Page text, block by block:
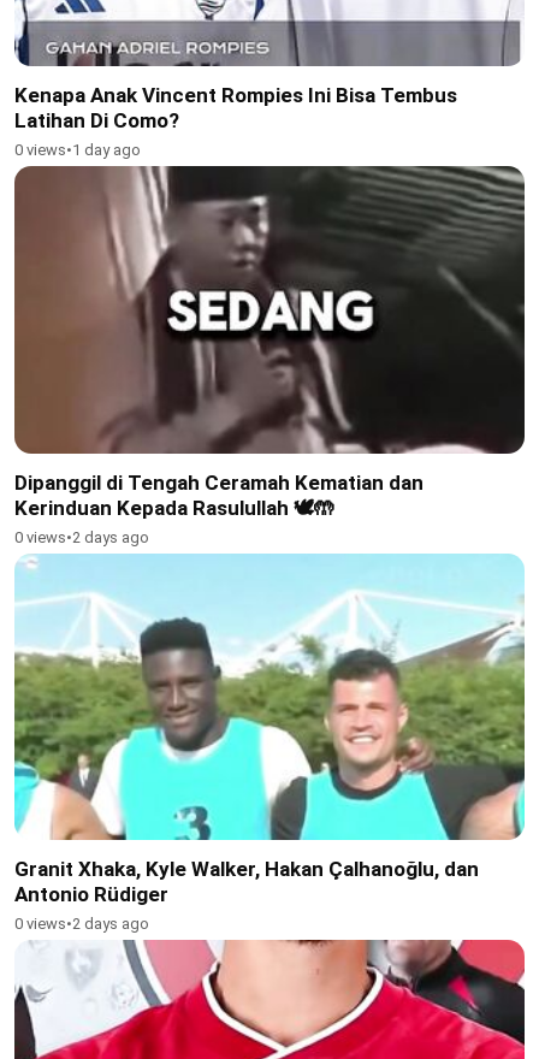
Kenapa Anak Vincent Rompies Ini Bisa Tembus
Latihan Di Como?
0 views•1 day ago
Dipanggil di Tengah Ceramah Kematian dan
Kerinduan Kepada Rasulullah 🕊🤲
0 views•2 days ago
Granit Xhaka, Kyle Walker, Hakan Çalhanoğlu, dan
Antonio Rüdiger
0 views•2 days ago